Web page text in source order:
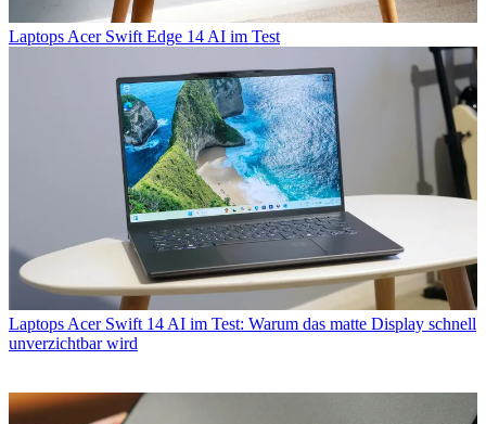
Laptops Acer Swift Edge 14 AI im Test
Laptops Acer Swift 14 AI im Test: Warum das matte Display schnell
unverzichtbar wird